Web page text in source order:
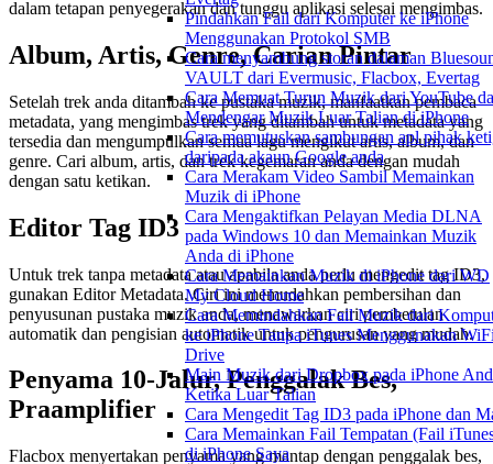
Pindahkan Fail dari Komputer ke iPhone
Menggunakan Protokol SMB
Cara menyambung storan dalaman
VAULT dari Evermusic, Flacbox, Evertag
Cara Memuat Turun Muzik dari YouTube
Mendengar Muzik Luar Talian di iPhone
Cara memutuskan sambungan apl pihak
daripada akaun Google anda
Cara Merakam Video Sambil Memainkan
Muzik di iPhone
Cara Mengaktifkan Pelayan Media DLNA
pada Windows 10 dan Memainkan Muzik
Anda di iPhone
Cara Memainkan Muzik di iPhone dari WD
My Cloud Home
Cara Memindahkan Fail Muzik dari
ke iPhone Tanpa iTunes Menggunakan
Drive
Main Muzik dari Dropbox pada iPhone
Ketika Luar Talian
Cara Mengedit Tag ID3 pada iPhone dan
Cara Memainkan Fail Tempatan (Fail
di iPhone Saya
dalam tetapan penyegerakan dan tunggu aplikasi selesai mengimbas.
Album, Artis, Genre, Carian Pintar
Setelah trek anda ditambah ke pustaka muzik, manfaatkan pembaca
metadata, yang mengimbas trek yang ditambah untuk metadata yang
tersedia dan mengumpulkan semua lagu mengikut artis, album, dan
genre. Cari album, artis, dan trek kegemaran anda dengan mudah
dengan satu ketikan.
Editor Tag ID3
Untuk trek tanpa metadata atau apabila anda perlu mengedit tag ID3,
gunakan Editor Metadata. Ciri ini memudahkan pembersihan dan
penyusunan pustaka muzik anda, menawarkan ciri pembetulan
automatik dan pengisian automatik untuk pengurusan yang mudah.
Penyama 10-Jalur, Penggalak Bes,
Praamplifier
Flacbox menyertakan penyama yang mantap dengan penggalak bes,